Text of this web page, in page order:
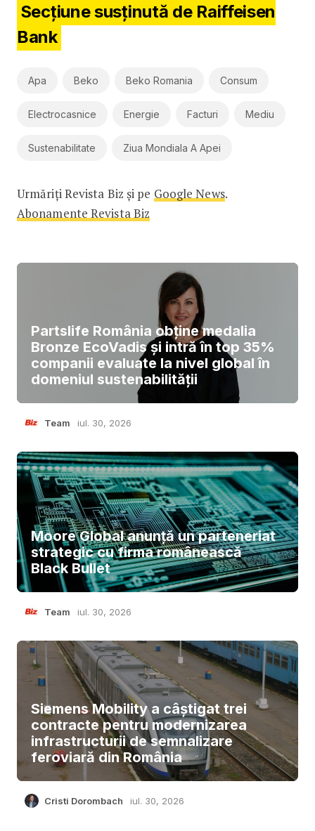
Secțiune susținută de Raiffeisen
Bank
Apa Beko Beko Romania Consum
Electrocasnice Energie Facturi Mediu
Sustenabilitate Ziua Mondiala A Apei
Urmăriți Revista Biz și pe Google News.
Abonamente Revista Biz
Partslife România obține medalia
Bronze EcoVadis și intră în top 35%
companii evaluate la nivel global în
domeniul sustenabilității
Team iul. 30, 2026
Moore Global anunță un parteneriat
strategic cu firma românească
Black Bullet
Team iul. 30, 2026
Siemens Mobility a câștigat trei
contracte pentru modernizarea
infrastructurii de semnalizare
feroviară din România
Cristi Dorombach iul. 30, 2026